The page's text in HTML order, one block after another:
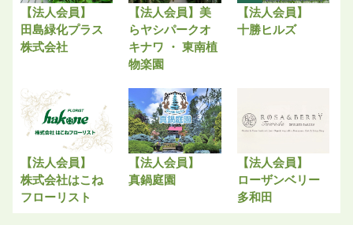
【法人会員】
田島緑化プラス
株式会社
【法人会員】美
らヤシパークオ
キナワ ・ 東南植
物楽園
【法人会員】
十勝ヒルズ
【法人会員】
株式会社はこね
フローリスト
【法人会員】
真鍋庭園
【法人会員】
ローザンベリー
多和田